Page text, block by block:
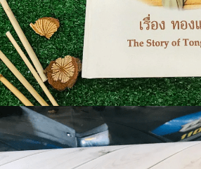
😼 หนังสือการ์ตูน
🐲 หนังสือเด็ก
📕 นิตยสาร
🌎 International Books
🎲 Board Game
📅 สินค้าอื่นๆ